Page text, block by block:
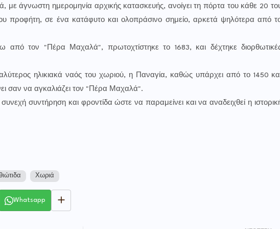
με άγνωστη ημερομηνία αρχικής κατασκευής, ανοίγει τη πόρτα του κάθε 20
προφήτη, σε ένα κατάφυτο και ολοπράσινο σημείο, αρκετά ψηλότερα από
από τον "Πέρα Μαχαλά", πρωτοχτίστηκε το 1683, και δέχτηκε
ηλικιακά ναός του χωριού, η Παναγία, καθώς υπάρχει από το 1450
σαν να αγκαλιάζει τον "Πέρα Μαχαλά".
συντήρηση και φροντίδα ώστε να παραμείνει και να αναδειχθεί η
Χωριά
Whatsapp